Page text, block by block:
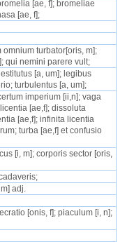
[ae, f]; bromeliae
[ae, f];
turbator[oris, m];
qui nemini parere vult;
[a, um]; legibus
turbulentus [a, um];
imperium [ii,n]; vaga
[ae,f]; dissoluta
[ae,f]; infinita licentia
turba [ae,f] et confusio
[i, m]; corporis sector [oris,
adj.
[onis, f]; piaculum [i, n];